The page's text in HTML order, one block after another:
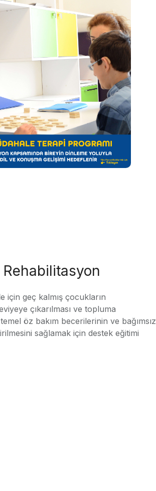
için geç kalmış çocukların
çıkarılması ve topluma
öz bakım becerilerinin ve bağımsız
sağlamak için destek eğitimi